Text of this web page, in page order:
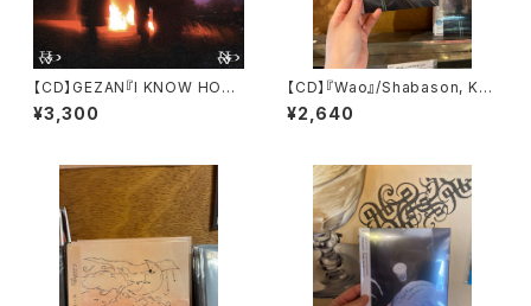
【CD】GEZAN『I KNOW HOW
NOW』
¥3,300
【CD】『Wao』/Shabason, Krg
ovich, Tenniscoats テニスコ
ーツ
¥2,640